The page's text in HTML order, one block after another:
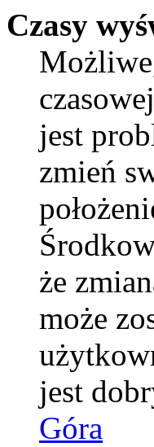
Czasy
jest
zmień
że
może
jest
Góra